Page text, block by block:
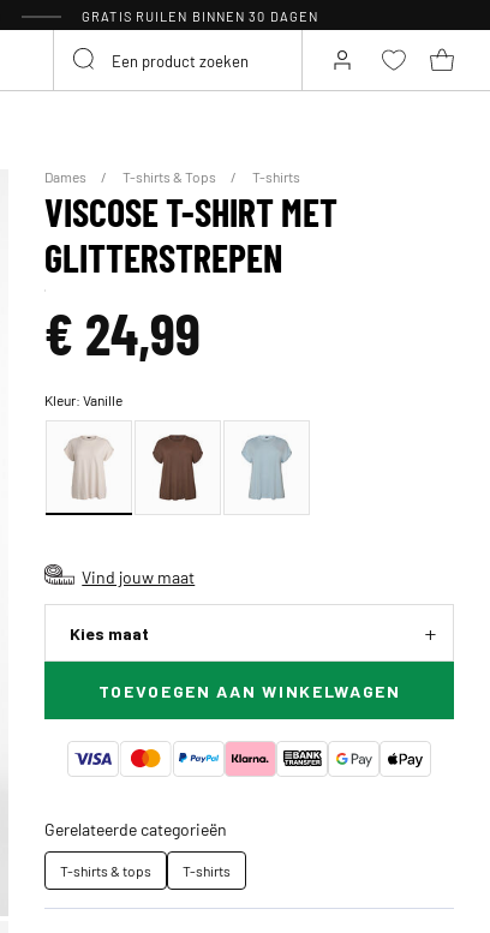
GRATIS RUILEN BINNEN 30 DAGEN
Dames T-shirts & Tops T-shirts
VISCOSE T-SHIRT MET
GLITTERSTREPEN
€ 24,99
Kleur:Vanille
Vind jouw maat
Kies maat
TOEVOEGEN AAN WINKELWAGEN
Gerelateerde categorieën
T-shirts & tops T-shirts